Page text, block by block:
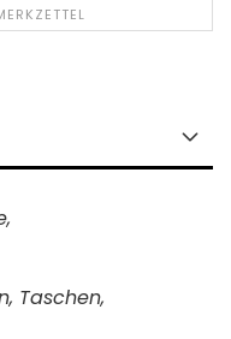
Taschen,